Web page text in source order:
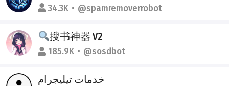
34.3K @spamremoverrobot
搜书神器 V2
185.9K @sosdbot
خدمات تيليجرام